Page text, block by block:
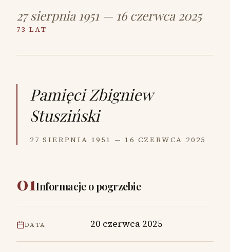
27 sierpnia 1951 — 16 czerwca 2025
73 LAT
Pamięci Zbigniew
Stusziński
27 SIERPNIA 1951 — 16 CZERWCA 2025
01Informacje o pogrzebie
DATA 20 czerwca 2025